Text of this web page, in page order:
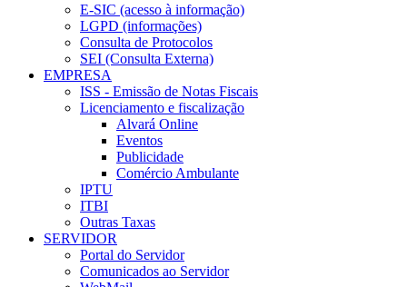
E-SIC (acesso à informação)
LGPD (informações)
Consulta de Protocolos
SEI (Consulta Externa)
EMPRESA
ISS - Emissão de Notas Fiscais
Licenciamento e fiscalização
Alvará Online
Eventos
Publicidade
Comércio Ambulante
IPTU
ITBI
Outras Taxas
SERVIDOR
Portal do Servidor
Comunicados ao Servidor